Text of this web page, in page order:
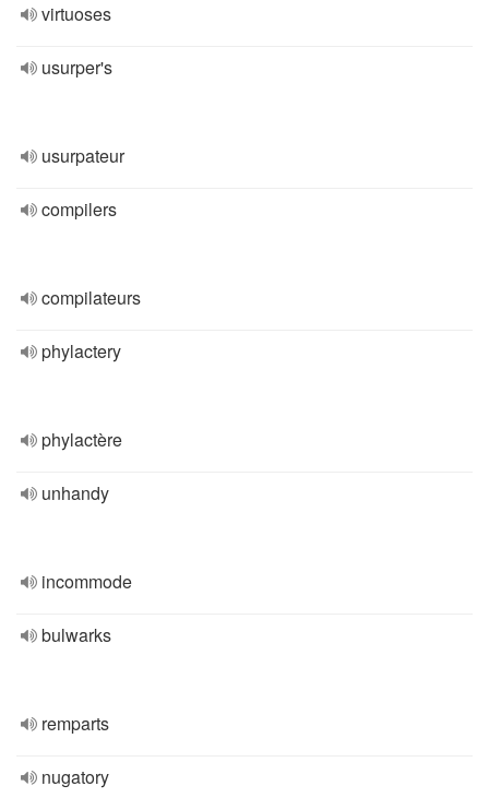
virtuoses
usurper's
usurpateur
compilers
compilateurs
phylactery
phylactère
unhandy
incommode
bulwarks
remparts
nugatory